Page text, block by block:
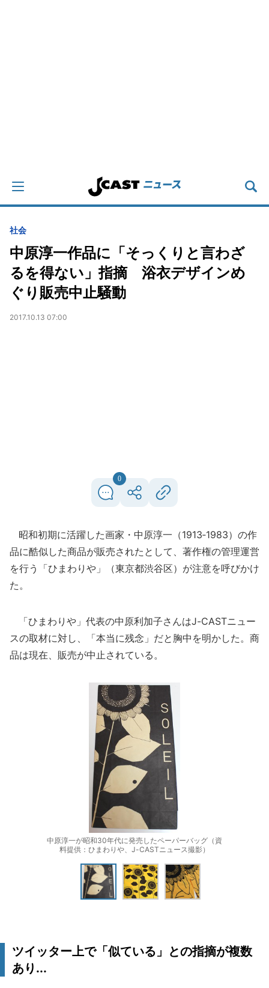
社会
中原淳一作品に「そっくりと言わざ
るを得ない」指摘 浴衣デザインめ
ぐり販売中止騒動
2017.10.13 07:00
0
昭和初期に活躍した画家・中原淳一（1913‐1983）の作
品に酷似した商品が販売されたとして、著作権の管理運営
を行う「ひまわりや」（東京都渋谷区）が注意を呼びかけ
た。
「ひまわりや」代表の中原利加子さんはJ-CASTニュー
スの取材に対し、「本当に残念」だと胸中を明かした。商
品は現在、販売が中止されている。
中原淳一が昭和30年代に発売したペーパーバッグ（資
料提供：ひまわりや、J-CASTニュース撮影）
ツイッター上で「似ている」との指摘が複数
あり...